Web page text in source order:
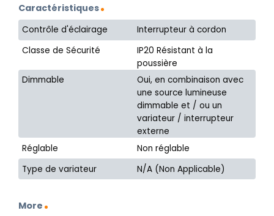
Caractéristiques
Contrôle d'éclairage
Interrupteur à cordon
Classe de Sécurité
IP20 Résistant à la
poussière
Dimmable
Oui, en combinaison avec
une source lumineuse
dimmable et / ou un
variateur / interrupteur
externe
Réglable
Non réglable
Type de variateur
N/A (Non Applicable)
More